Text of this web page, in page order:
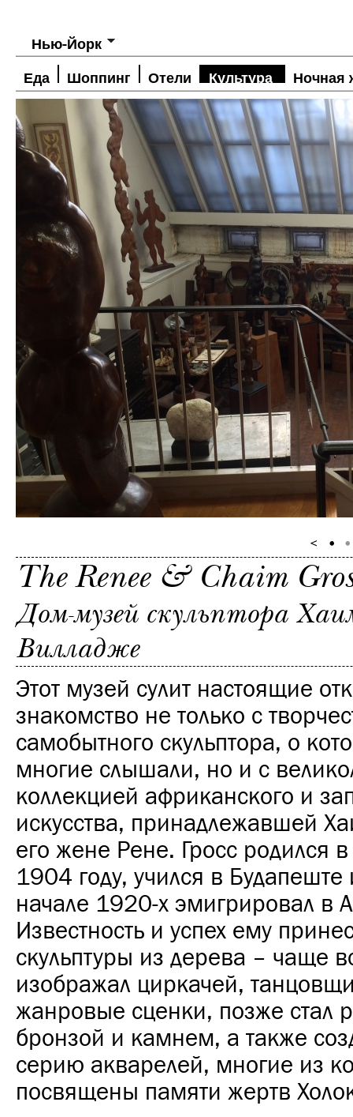
Нью-Йорк
Еда Шоппинг Отели Культура Ночная
The Renee & Chaim
Дом-музей скульптора
Вилладже
Этот музей сулит настоящие
знакомство не только с
самобытного скульптора, о
многие слышали, но и с
коллекцией африканского и
искусства, принадлежавшей
его жене Рене. Гросс родился
1904 году, учился в
начале 1920-х эмигрировал в
Известность и успех ему
скульптуры из дерева – чаще
изображал циркачей,
жанровые сценки, позже стал
бронзой и камнем, а также
серию акварелей, многие из
посвящены памяти жертв